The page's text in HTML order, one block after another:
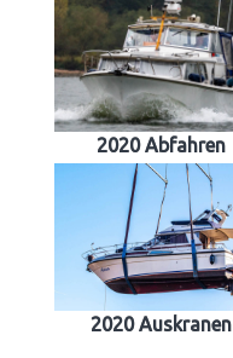
2020 Abfahren
2020 Auskranen